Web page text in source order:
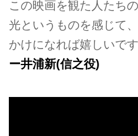
この映画を観た人たち
光というものを感じて
かけになれば嬉しいです
ー井浦新(信之役)